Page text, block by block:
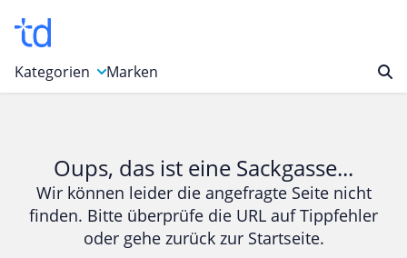
Kategorien
Bücher & Magazine
Computer & Elektronik
Entertainment & Media
Marken
Oups, das ist eine Sackgasse...
Wir können leider die angefragte Seite nicht
finden. Bitte überprüfe die URL auf Tippfehler
oder gehe zurück zur Startseite.